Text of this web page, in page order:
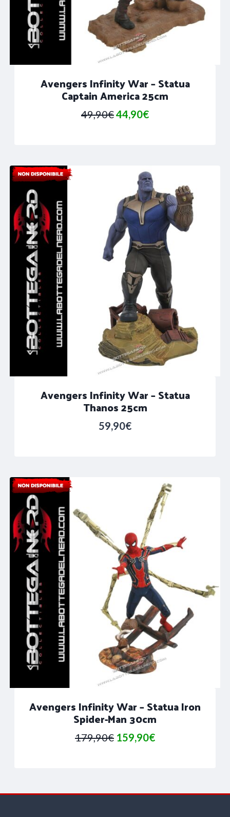
Avengers Infinity War – Statua
Captain America 25cm
49,90€Il
49,90€.
44,90€Il
44,90€.
Avengers Infinity War – Statua
Thanos 25cm
59,90€
Avengers Infinity War – Statua Iron
Spider-Man 30cm
179,90€ Il
159,90€Il